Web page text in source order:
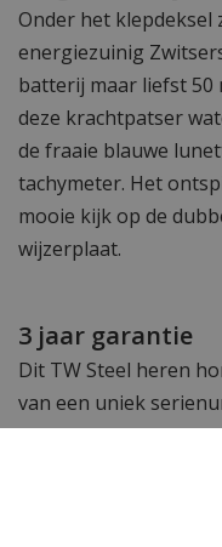
Onder het klepdeksel
energiezuinig
batterij maar liefst 50
deze krachtpatser
de fraaie blauwe
tachymeter. Het
mooie kijk op de
wijzerplaat.
3 jaar garantie
Dit TW Steel heren
van een uniek
1000 stuks van